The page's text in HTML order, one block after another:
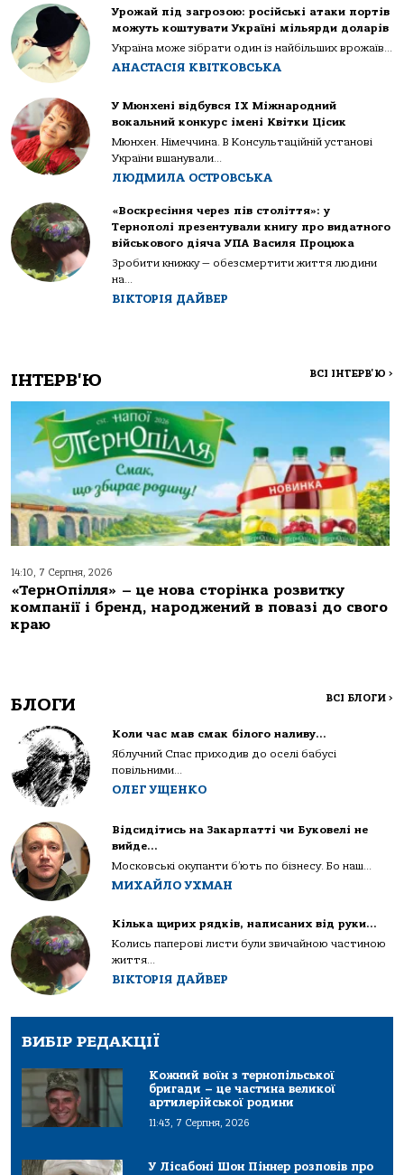
Урожай під загрозою: російські атаки портів
можуть коштувати Україні мільярди доларів
Україна може зібрати один із найбільших врожаїв...
АНАСТАСІЯ КВІТКОВСЬКА
У Мюнхені відбувся IX Міжнародний
вокальний конкурс імені Квітки Цісик
Мюнхен. Німеччина. В Консультаційній установі
України вшанували...
ЛЮДМИЛА ОСТРОВСЬКА
«Воскресіння через пів століття»: у
Тернополі презентували книгу про видатного
військового діяча УПА Василя Процюка
Зробити книжку — обезсмертити життя людини
на...
ВІКТОРІЯ ДАЙВЕР
ІНТЕРВ'Ю ВСІ ІНТЕРВ'Ю >
14:10, 7 Серпня, 2026
«ТернОпілля» – це нова сторінка розвитку
компанії і бренд, народжений в повазі до свого
краю
БЛОГИ ВСІ БЛОГИ >
Коли час мав смак білого наливу…
Яблучний Спас приходив до оселі бабусі
повільними...
ОЛЕГ УЩЕНКО
Відсидітись на Закарпатті чи Буковелі не
вийде…
Московські окупанти б’ють по бізнесу. Бо наш...
МИХАЙЛО УХМАН
Кілька щирих рядків, написаних від руки…
Колись паперові листи були звичайною частиною
життя...
ВІКТОРІЯ ДАЙВЕР
ВИБІР РЕДАКЦІЇ
Кожний воїн з тернопільської
бригади – це частина великої
артилерійської родини
11:43, 7 Серпня, 2026
У Лісабоні Шон Піннер розповів про